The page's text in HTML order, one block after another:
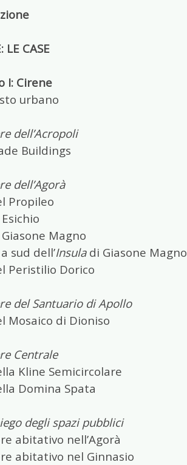
LE CASE
I: Cirene
urbano
dell’Acropoli
Buildings
dell’Agorà
Propileo
Magno
sud dell’Insula di Giasone Magno
Peristilio Dorico
del Santuario di Apollo
Mosaico di Dioniso
Centrale
Kline Semicircolare
Domina Spata
degli spazi pubblici
abitativo nell’Agorà
abitativo nel Ginnasio